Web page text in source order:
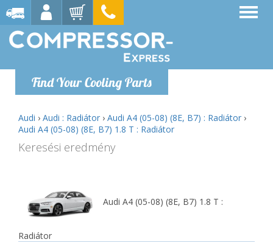
Find Your Cooling Parts
Audi › Audi : Radiátor › Audi A4 (05-08) (8E, B7) : Radiátor ›
Audi A4 (05-08) (8E, B7) 1.8 T : Radiátor
Keresési eredmény
Audi A4 (05-08) (8E, B7) 1.8 T :
Radiátor